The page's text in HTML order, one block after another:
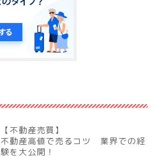
【不動産売買】
不動産高値で売るコツ 業界での経
験を大公開！